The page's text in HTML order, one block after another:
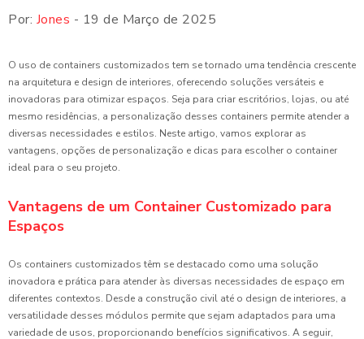
Por: Jones - 19 de Março de 2025
O uso de containers customizados tem se tornado uma tendência crescente
na arquitetura e design de interiores, oferecendo soluções versáteis e
inovadoras para otimizar espaços. Seja para criar escritórios, lojas, ou até
mesmo residências, a personalização desses containers permite atender a
diversas necessidades e estilos. Neste artigo, vamos explorar as
vantagens, opções de personalização e dicas para escolher o container
ideal para o seu projeto.
Vantagens de um Container Customizado para
Espaços
Os containers customizados têm se destacado como uma solução
inovadora e prática para atender às diversas necessidades de espaço em
diferentes contextos. Desde a construção civil até o design de interiores, a
versatilidade desses módulos permite que sejam adaptados para uma
variedade de usos, proporcionando benefícios significativos. A seguir,